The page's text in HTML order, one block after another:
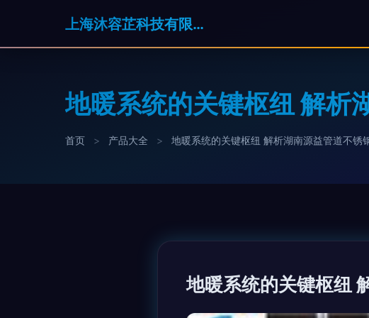
上海沐容芷科技有限公司
地暖系统的关键枢纽 解析
首页 > 产品大全 > 地暖系统的关键枢纽 解析湖南源益管道不锈
地暖系统的关键枢纽